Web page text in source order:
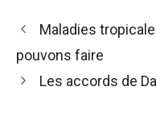
Maladies
pouvons faire
Les accords de